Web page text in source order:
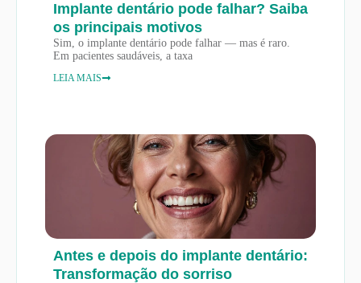
Implante dentário pode falhar? Saiba
os principais motivos
Sim, o implante dentário pode falhar — mas é raro.
Em pacientes saudáveis, a taxa
LEIA MAIS
Antes e depois do implante dentário:
Transformação do sorriso